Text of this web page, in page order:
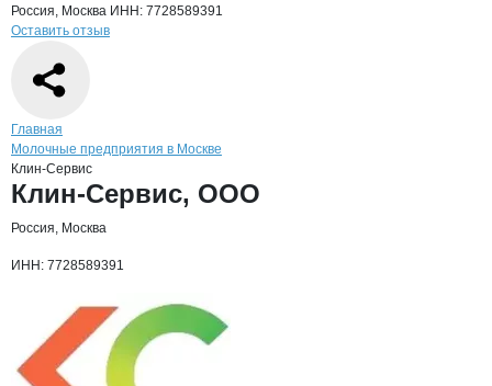
Россия, Москва ИНН: 7728589391
Оставить отзыв
Навигация по сайту
Главная
Молочные предприятия в Москве
Клин-Сервис
Основная информация о компании
Клин-Сервис, ООО
Россия, Москва
ИНН: 7728589391